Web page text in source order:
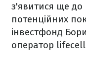
з'явитися ще до
потенційних
інвестфонд
оператор